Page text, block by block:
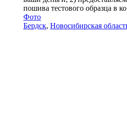
пошива тестового образца в
Фото
Бердск, Новосибирская